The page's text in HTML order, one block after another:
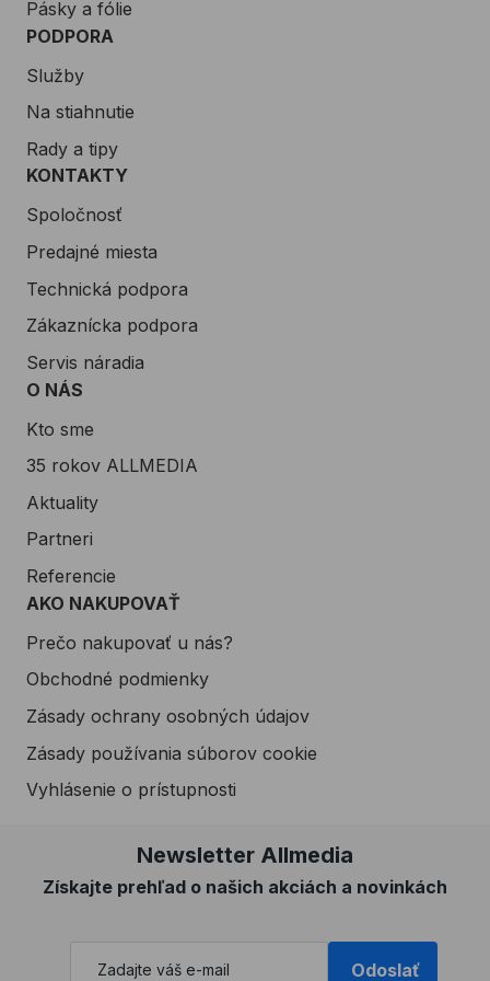
Pásky a fólie
PODPORA
Služby
Na stiahnutie
Rady a tipy
KONTAKTY
Spoločnosť
Predajné miesta
Technická podpora
Zákaznícka podpora
Servis náradia
O NÁS
Kto sme
35 rokov ALLMEDIA
Aktuality
Partneri
Referencie
AKO NAKUPOVAŤ
Prečo nakupovať u nás?
Obchodné podmienky
Zásady ochrany osobných údajov
Zásady používania súborov cookie
Vyhlásenie o prístupnosti
Newsletter Allmedia
Získajte prehľad o našich akciách a novinkách
Odoslať